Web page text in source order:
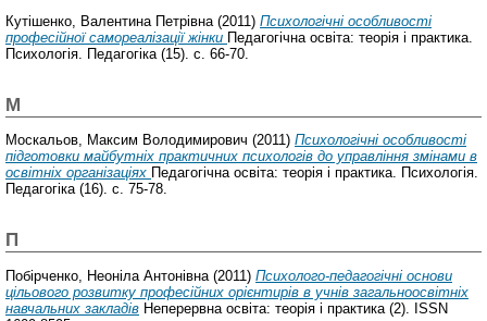
Кутішенко, Валентина Петрівна (2011) Психологічні особливості
професійної самореалізації жінки Педагогічна освіта: теорія і практика.
Психологія. Педагогіка (15). с. 66-70.
М
Москальов, Максим Володимирович (2011) Психологічні особливості
підготовки майбутніх практичних психологів до управління змінами в
освітніх організаціях Педагогічна освіта: теорія і практика. Психологія.
Педагогіка (16). с. 75-78.
П
Побірченко, Неоніла Антонівна(2011) Психолого-педагогічні основи
цільового розвитку професійних орієнтирів в учнів загальноосвітніх
навчальних закладів Неперервна освіта: теорія і практика (2). ISSN